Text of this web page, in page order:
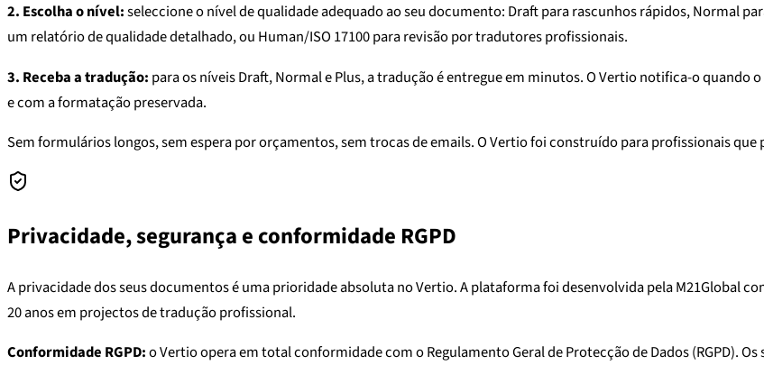
2. Escolha o nível:seleccione o nível de qualidade adequado ao seu documento: Draft para rascunhos rápidos, Normal
um relatório de qualidade detalhado, ou Human/ISO 17100 para revisão por tradutores profissionais.
3. Receba a tradução: para os níveis Draft, Normal e Plus, a tradução é entregue em minutos. O Vertio notifica-o
e com a formatação preservada.
Sem formulários longos, sem espera por orçamentos, sem trocas de emails. O Vertio foi construído para profissionais
Privacidade, segurança e conformidade RGPD
A privacidade dos seus documentos é uma prioridade absoluta no Vertio. A plataforma foi desenvolvida pela M21Global
20 anos em projectos de tradução profissional.
Conformidade RGPD:o Vertio opera em total conformidade com o Regulamento Geral de Protecção de Dados (RGPD).